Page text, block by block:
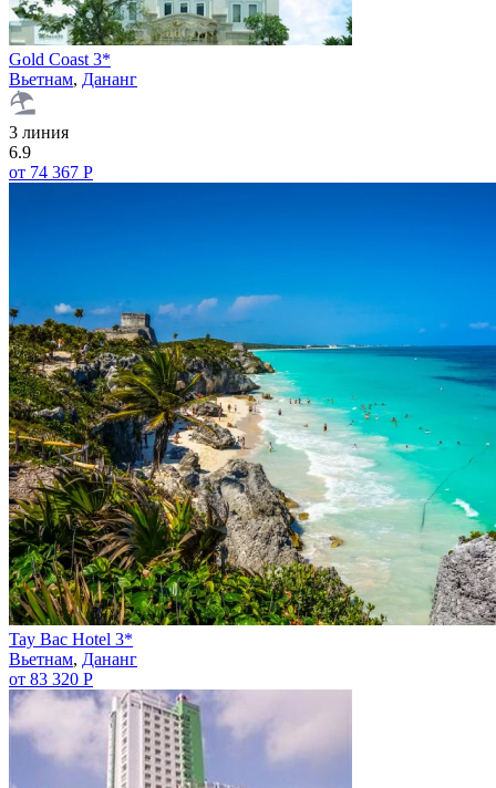
Gold Coast 3*
Вьетнам, Дананг
3 линия
6.9
от 74 367 Р
Tay Bac Hotel 3*
Вьетнам, Дананг
от 83 320 Р